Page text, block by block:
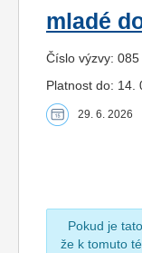
mladé
Číslo výzvy: 085
Platnost do: 14.
29. 6. 2026
Pokud je
že k tomuto